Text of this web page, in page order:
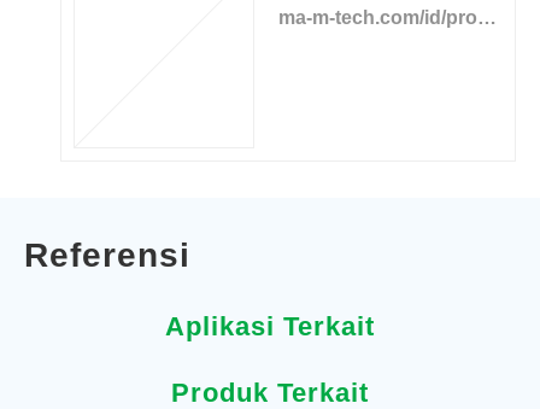
ma-m-tech.com/id/produ
Referensi
Aplikasi Terkait
Produk Terkait